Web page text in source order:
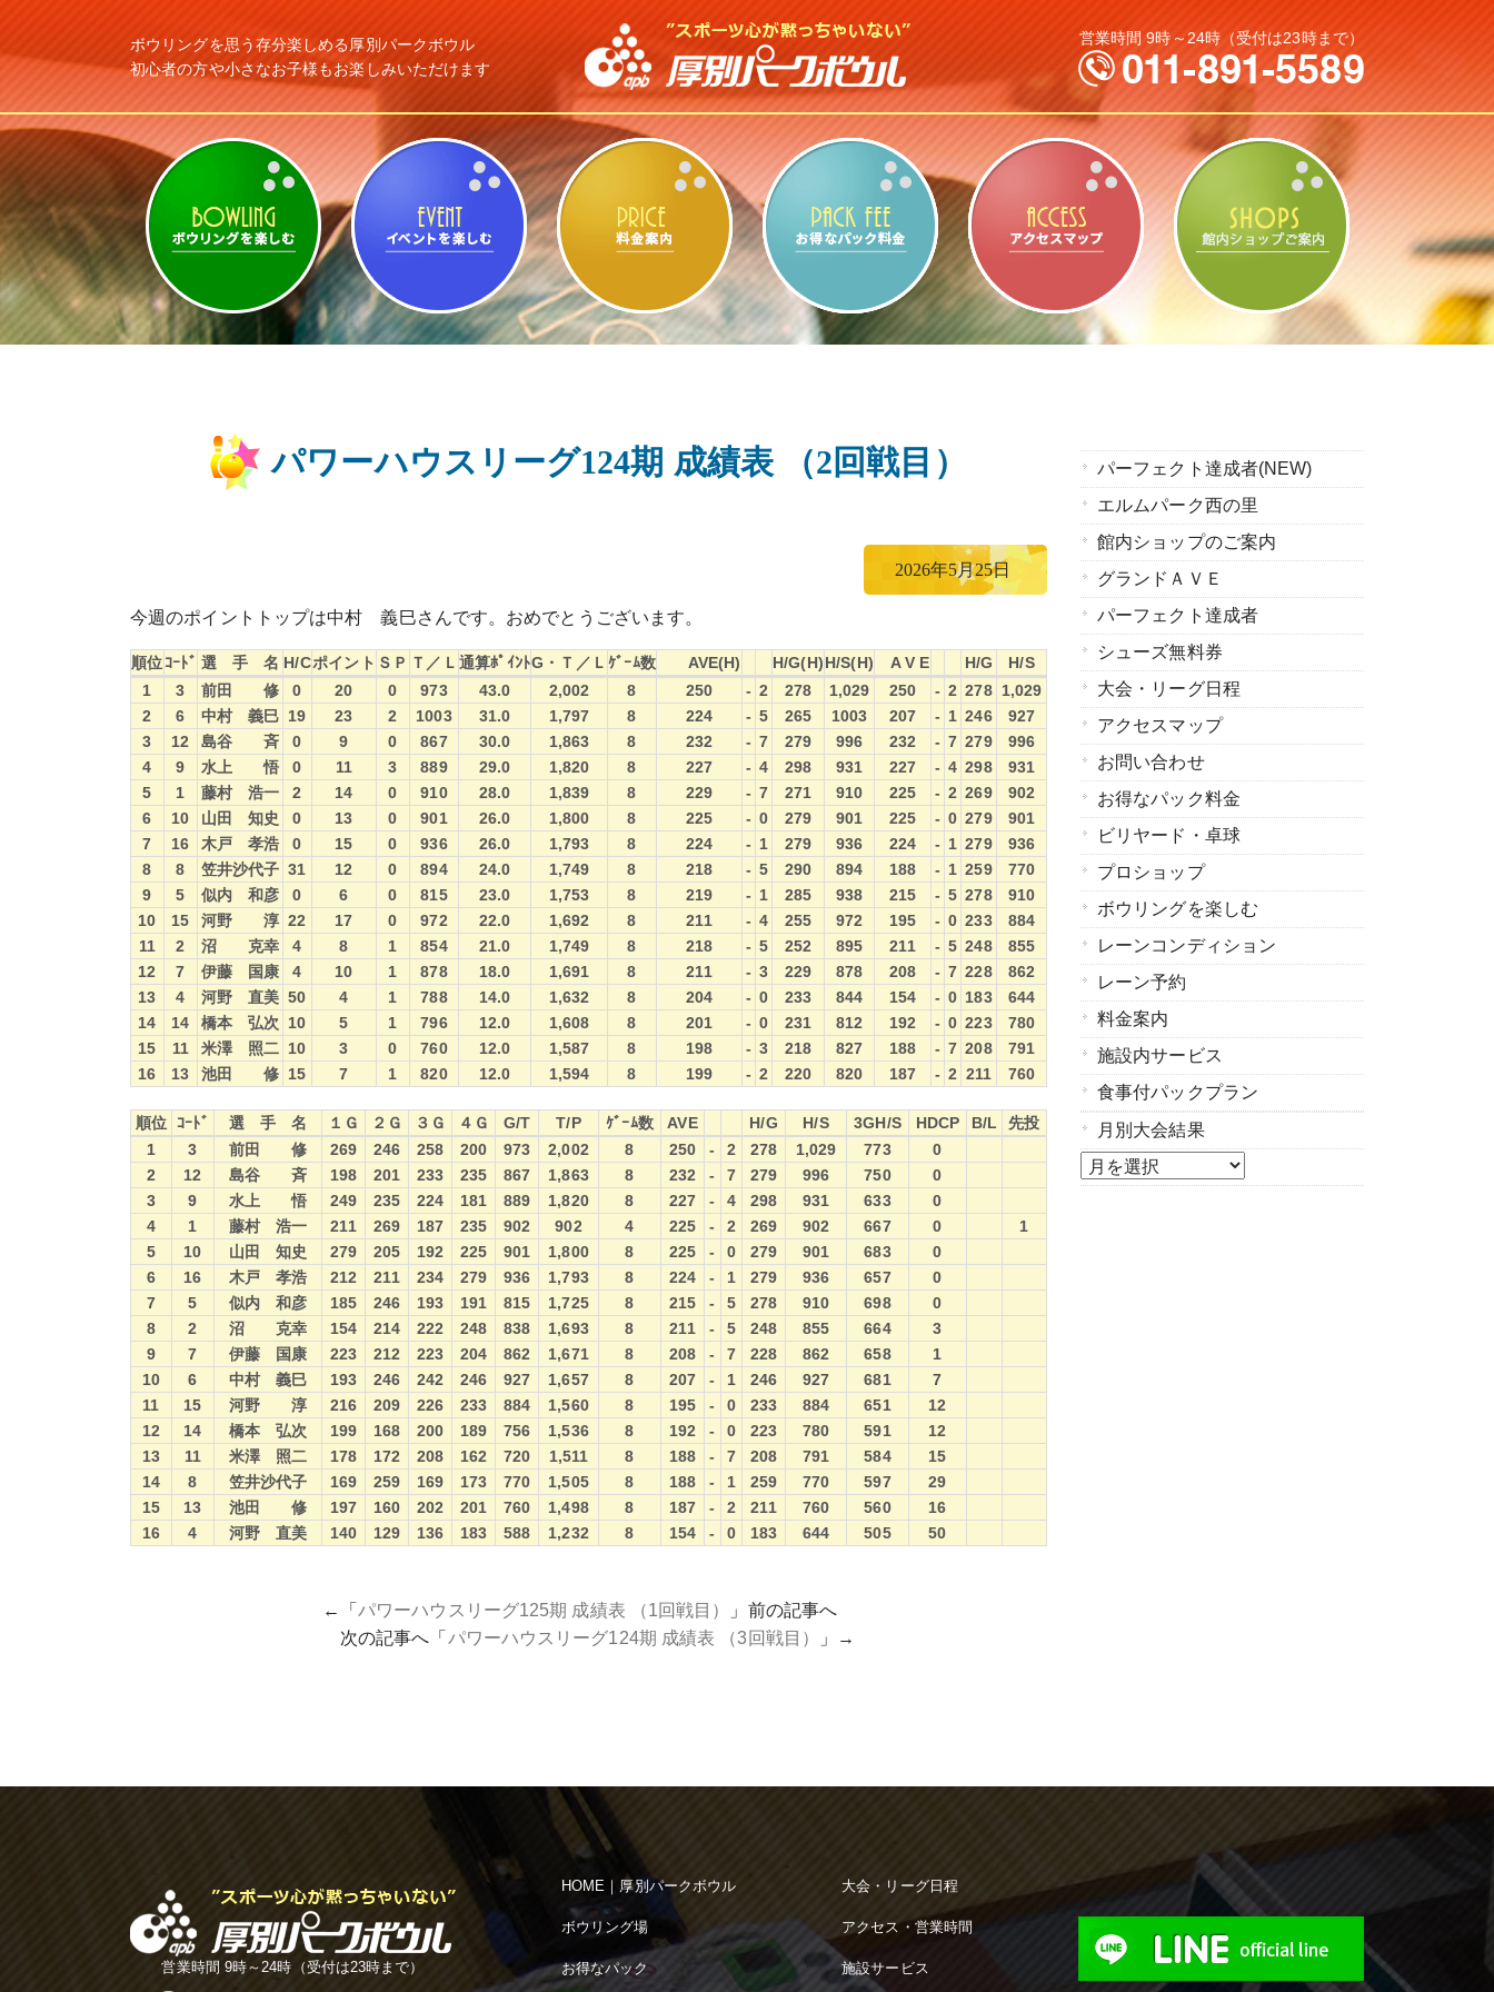
ボウリングを思う存分楽しめる厚別パークボウル
初心者の方や小さなお子様もお楽しみいただけます
営業時間 9時～24時（受付は23時まで）
ボウリングを楽しむ ビリヤード・卓球 料金案内 お得なパック料金 アクセスマップ 館内ショップ
パワーハウスリーグ124期 成績表 （2回戦目）
2026年5月25日
今週のポイントトップは中村 義巳さんです。おめでとうございます。
順位ｺｰﾄﾞ 選 手 名 H/Cポイント ＳＰ Ｔ／Ｌ 通算ﾎﾟｲﾝﾄG・Ｔ／Ｌ ｹﾞｰﾑ数 AVE(H) H/G(H)H/S(H) A V E H/G
H/S
順位
ｺｰﾄﾞ 選 手 名 H/C ポイント ＳＰ Ｔ／Ｌ 通算ﾎﾟｲﾝﾄ G・Ｔ／Ｌ ｹﾞｰﾑ数 AVE(H) H/G(H) H/S(H) A V E H/G H/S
1 3 前田 修 0 20 0 973 43.0 2,002 8 250 - 2 278 1,029 250 - 2 278 1,029
2
6 中村 義巳 19 23 2 1003 31.0 1,797 8 224 - 5 265 1003 207 - 1 246
927
3
12 島谷 斉 0 9 0 867 30.0 1,863 8 232 - 7 279 996 232 - 7 279
996
4
9 水上 悟 0 11 3 889 29.0 1,820 8 227 - 4 298 931 227 - 4 298
931
5
1 藤村 浩一 2 14 0 910 28.0 1,839 8 229 - 7 271 910 225 - 2 269
902
6
10 山田 知史 0 13 0 901 26.0 1,800 8 225 - 0 279 901 225 - 0 279
901
7
16 木戸 孝浩 0 15 0 936 26.0 1,793 8 224 - 1 279 936 224 - 1 279
936
8
8 笠井沙代子 31 12 0 894 24.0 1,749 8 218 - 5 290 894 188 - 1 259
770
9
5 似内 和彦 0 6 0 815 23.0 1,753 8 219 - 1 285 938 215 - 5 278
910
10
15 河野 淳 22 17 0 972 22.0 1,692 8 211 - 4 255 972 195 - 0 233
884
11
2 沼 克幸 4 8 1 854 21.0 1,749 8 218 - 5 252 895 211 - 5 248
855
12
7 伊藤 国康 4 10 1 878 18.0 1,691 8 211 - 3 229 878 208 - 7 228
862
13
4 河野 直美 50 4 1 788 14.0 1,632 8 204 - 0 233 844 154 - 0 183
644
14
14 橋本 弘次 10 5 1 796 12.0 1,608 8 201 - 0 231 812 192 - 0 223
780
15
11 米澤 照二 10 3 0 760 12.0 1,587 8 198 - 3 218 827 188 - 7 208
791
16
13 池田 修 15 7 1 820 12.0 1,594 8 199 - 2 220 820 187 - 2 211 760
順位 ｺｰﾄﾞ 選 手 名 １Ｇ ２Ｇ ３Ｇ ４Ｇ G/T T/P ｹﾞｰﾑ数 AVE H/G H/S 3GH/S HDCP B/L
先投
順位
ｺｰﾄﾞ 選 手 名 １Ｇ ２Ｇ ３Ｇ ４Ｇ G/T T/P ｹﾞｰﾑ数 AVE H/G H/S 3GH/S HDCP
1 3 前田 修 269 246 258 200 973 2,002 8 250 - 2 278 1,029 773
0
2
12 島谷 斉 198 201 233 235 867 1,863 8 232 - 7 279 996 750
0
3
9 水上 悟 249 235 224 181 889 1,820 8 227 - 4 298 931 633
0
4
1 藤村 浩一 211 269 187 235 902 902 4 225 - 2 269 902 667 0
1
5
10 山田 知史 279 205 192 225 901 1,800 8 225 - 0 279 901 683
0
6
16 木戸 孝浩 212 211 234 279 936 1,793 8 224 - 1 279 936 657
0
7
5 似内 和彦 185 246 193 191 815 1,725 8 215 - 5 278 910 698
0
8
2 沼 克幸 154 214 222 248 838 1,693 8 211 - 5 248 855 664
3
9
7 伊藤 国康 223 212 223 204 862 1,671 8 208 - 7 228 862 658
1
10
6 中村 義巳 193 246 242 246 927 1,657 8 207 - 1 246 927 681
7
11
15 河野 淳 216 209 226 233 884 1,560 8 195 - 0 233 884 651
12
12
14 橋本 弘次 199 168 200 189 756 1,536 8 192 - 0 223 780 591
12
13
11 米澤 照二 178 172 208 162 720 1,511 8 188 - 7 208 791 584
15
14
8 笠井沙代子 169 259 169 173 770 1,505 8 188 - 1 259 770 597
29
15
13 池田 修 197 160 202 201 760 1,498 8 187 - 2 211 760 560
16
16
4 河野 直美 140 129 136 183 588 1,232 8 154 - 0 183 644 505 50
←「パワーハウスリーグ125期 成績表 （1回戦目）
」前の記事へ
次の記事へ「 パワーハウスリーグ124期 成績表 （3回戦目） 」→
パーフェクト達成者(NEW)
エルムパーク西の里
館内ショップのご案内
グランドＡＶＥ
パーフェクト達成者
シューズ無料券
大会・リーグ日程
アクセスマップ
お問い合わせ
お得なパック料金
ビリヤード・卓球
プロショップ
ボウリングを楽しむ
レーンコンディション
レーン予約
料金案内
施設内サービス
食事付パックプラン
月別大会結果
月
営業時間 9時～24時（受付は23時まで）
HOME｜厚別パークボウル
ボウリング場
お得なパック
大会・リーグ日程
アクセス・営業時間
施設サービス